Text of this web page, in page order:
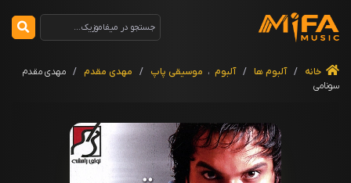
خانه / آلبوم ها / آلبوم ، موسیقی پاپ / مهدی مقدم / مهدی مقدم
سونامی